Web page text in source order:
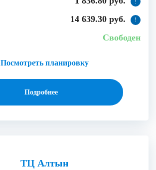
!
14 639.30 руб. !
Посмотреть планировку
Свободен
Подробнее
ТЦ Алтын